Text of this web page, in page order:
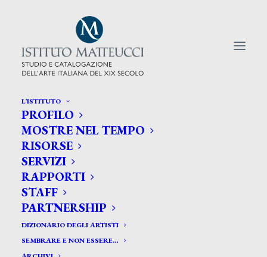
L’ISTITUTO
PROFILO
MOSTRE NEL TEMPO
RISORSE
SERVIZI
RAPPORTI
STAFF
PARTNERSHIP
DIZIONARIO DEGLI ARTISTI
SEMBRARE E NON ESSERE…
CERCA TRA GLI ARTISTI:
Search
for: